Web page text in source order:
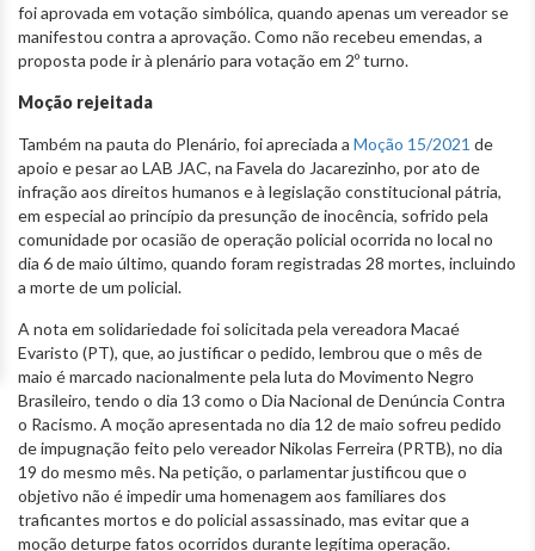
foi aprovada em votação simbólica, quando apenas um vereador se
manifestou contra a aprovação. Como não recebeu emendas, a
proposta pode ir à plenário para votação em 2º turno.
Moção rejeitada
Também na pauta do Plenário, foi apreciada a Moção 15/2021 de
apoio e pesar ao LAB JAC, na Favela do Jacarezinho, por ato de
infração aos direitos humanos e à legislação constitucional pátria,
em especial ao princípio da presunção de inocência, sofrido pela
comunidade por ocasião de operação policial ocorrida no local no
dia 6 de maio último, quando foram registradas 28 mortes, incluindo
a morte de um policial.
A nota em solidariedade foi solicitada pela vereadora Macaé
Evaristo (PT), que, ao justificar o pedido, lembrou que o mês de
maio é marcado nacionalmente pela luta do Movimento Negro
Brasileiro, tendo o dia 13 como o Dia Nacional de Denúncia Contra
o Racismo. A moção apresentada no dia 12 de maio sofreu pedido
de impugnação feito pelo vereador Nikolas Ferreira (PRTB), no dia
19 do mesmo mês. Na petição, o parlamentar justificou que o
objetivo não é impedir uma homenagem aos familiares dos
traficantes mortos e do policial assassinado, mas evitar que a
moção deturpe fatos ocorridos durante legítima operação.